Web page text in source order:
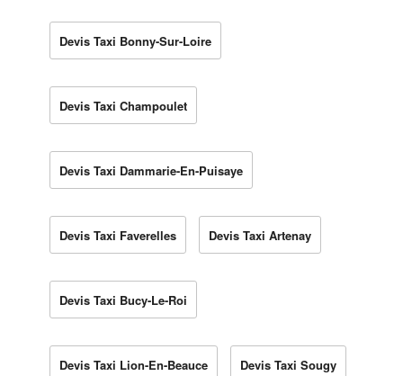
Devis Taxi Bonny-Sur-Loire
Devis Taxi Champoulet
Devis Taxi Dammarie-En-Puisaye
Devis Taxi Faverelles Devis Taxi Artenay
Devis Taxi Bucy-Le-Roi
Devis Taxi Lion-En-Beauce Devis Taxi Sougy